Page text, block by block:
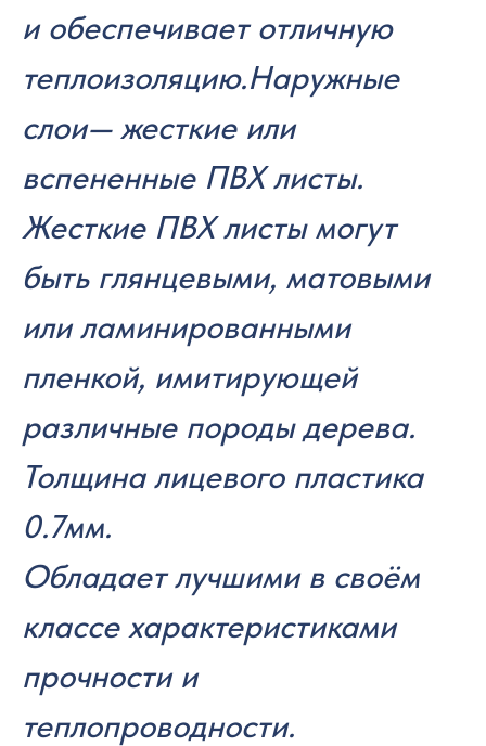
и обеспечивает отличную
теплоизоляцию.Наружные
слои— жесткие или
вспененные ПВХ листы.
Жесткие ПВХ листы могут
быть глянцевыми, матовыми
или ламинированными
пленкой, имитирующей
различные породы дерева.
Толщина лицевого пластика
0.7мм.
Обладает лучшими в своём
классе характеристиками
прочности и
теплопроводности.